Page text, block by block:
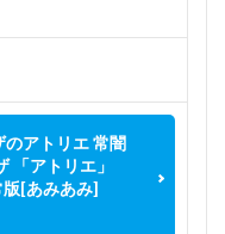
のアトリエ 常闇
「アトリエ」
[あみあみ]